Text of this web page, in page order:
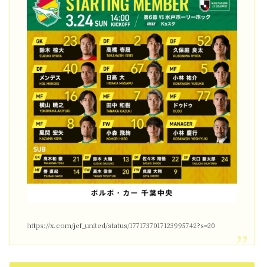
https://x.com/jef_united/status/1771737017123995742?s=20